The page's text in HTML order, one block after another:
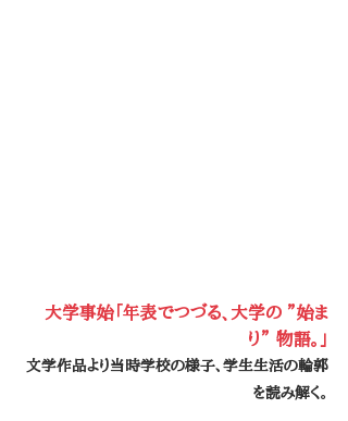
大学事始「年表でつづる、大学の ”始ま
り” 物語。」
文学作品より当時学校の様子、学生生活の輪郭
を読み解く。